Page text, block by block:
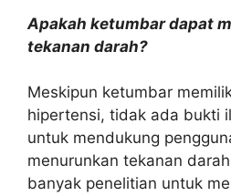
Apakah ketumbar dapat
tekanan darah?
Meskipun ketumbar
hipertensi, tidak ada bukti
untuk mendukung
menurunkan tekanan
banyak penelitian untuk